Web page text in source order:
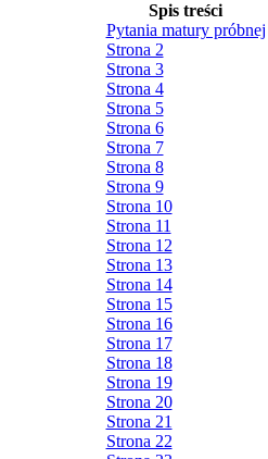
Spis treści
Pytania matury próbnej
Strona 2
Strona 3
Strona 4
Strona 5
Strona 6
Strona 7
Strona 8
Strona 9
Strona 10
Strona 11
Strona 12
Strona 13
Strona 14
Strona 15
Strona 16
Strona 17
Strona 18
Strona 19
Strona 20
Strona 21
Strona 22